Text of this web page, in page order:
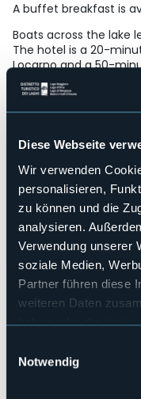
Diese Webseite
Wir verwenden
personalisieren,
zu können und die
analysieren.
Verwendung unserer
soziale Medien,
Partner führen diese
weiteren Daten
haben oder die sie
Notwendig
A buffet breakfast is
Boats across the lake
The hotel is a 20-
Locarno and a 50-
Strukturen für
Sì
Hallenbad
No
Haustiere erlaubt
No
Anzahl der Zimmer
15
Anzahl der Betten
30